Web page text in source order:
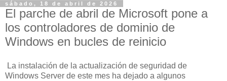
sábado, 18 de abril de 2026
El parche de abril de Microsoft pone a
los controladores de dominio de
Windows en bucles de reinicio
La instalación de la actualización de seguridad de
Windows Server de este mes ha dejado a algunos